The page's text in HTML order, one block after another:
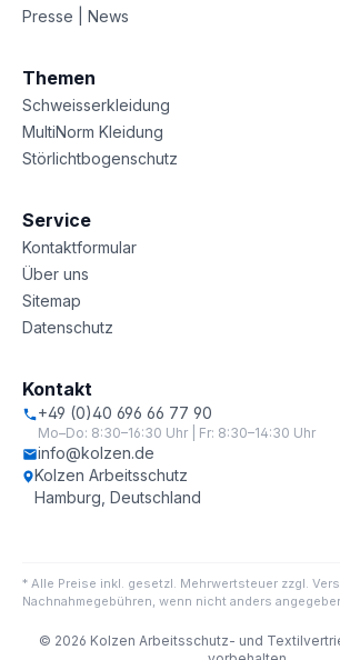
Presse | News
Themen
Schweisserkleidung
MultiNorm Kleidung
Störlichtbogenschutz
Service
Kontaktformular
Über uns
Sitemap
Datenschutz
Kontakt
+49 (0)40 696 66 77 90
Mo–Do: 8:30–16:30 Uhr | Fr: 8:30–14:30 Uhr
info@kolzen.de
Kolzen Arbeitsschutz
Hamburg, Deutschland
* Alle Preise inkl. gesetzl. Mehrwertsteuer zzgl.
Nachnahmegebühren, wenn nicht anders
© 2026 Kolzen Arbeitsschutz- und